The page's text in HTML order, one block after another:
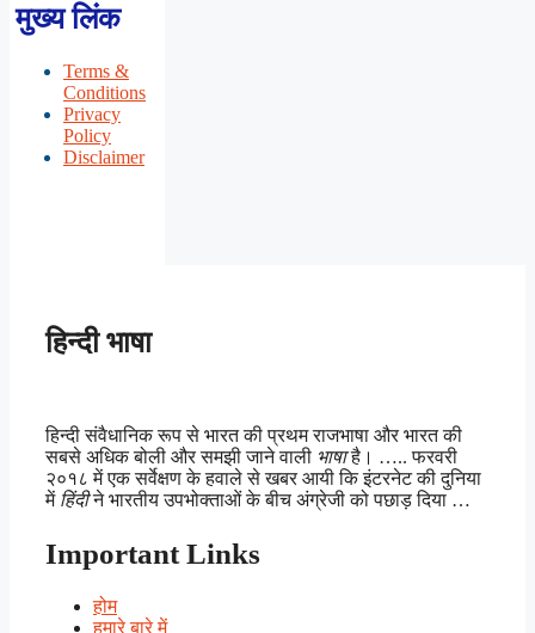
मुख्य लिंक
Terms &
Conditions
Privacy
Policy
Disclaimer
हिन्दी भाषा
हिन्दी संवैधानिक रूप से भारत की प्रथम राजभाषा और भारत की
सबसे अधिक बोली और समझी जाने वाली भाषाहै। ….. फरवरी
२०१८ में एक सर्वेक्षण के हवाले से खबर आयी कि इंटरनेट की दुनिया
में हिंदीने भारतीय उपभोक्ताओं के बीच अंग्रेजी को पछाड़ दिया …
Important Links
होम
हमारे बारे में